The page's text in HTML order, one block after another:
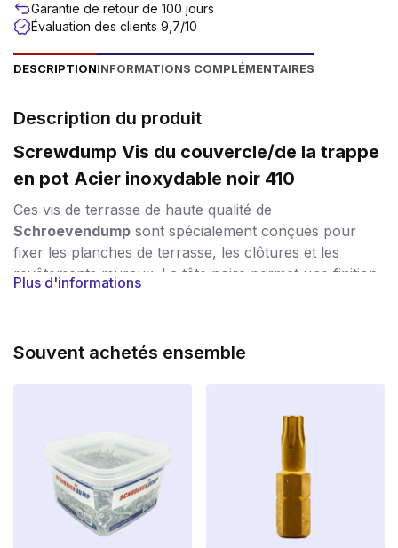
Garantie de retour de 100 jours
Évaluation des clients 9,7/10
DESCRIPTIONINFORMATIONS COMPLÉMENTAIRES
Description du produit
Screwdump Vis du couvercle/de la trappe
en pot Acier inoxydable noir 410
Ces vis de terrasse de haute qualité de
Schroevendump sont spécialement conçues pour
fixer les planches de terrasse, les clôtures et les
revêtements muraux. La tête noire permet une finition
Matériau :Fabriqué en acier inoxydable trempé
Revêtement noir :
Le revêtement noir
(RAL9005) assure une finition propre et une
protection supplémentaire contre la corrosion.
Forme de la tête :
Petite tête de lentille avec des
nervures de fraisage pour un beau fraisage sans
Plus d'informations
Souvent achetés ensemble